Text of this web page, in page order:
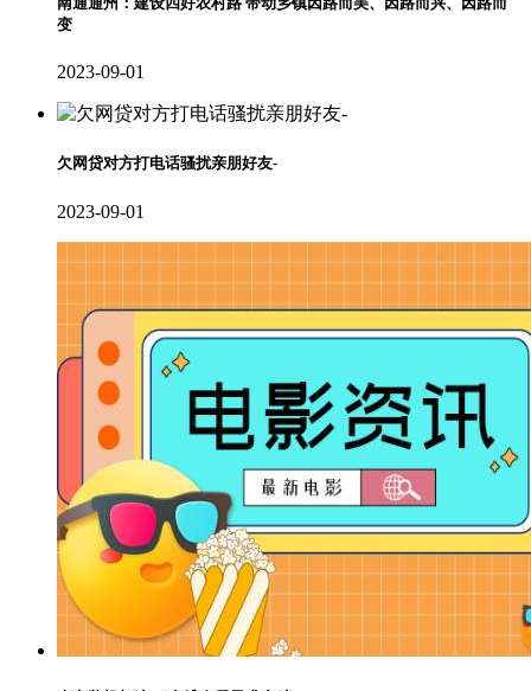
变
2023-09-01
欠网贷对方打电话骚扰亲朋好友-
2023-09-01